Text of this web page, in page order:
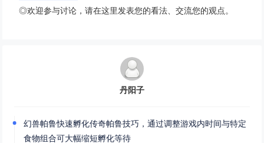
◎欢迎参与讨论，请在这里发表您的看法、交流您的观点。
丹阳子
幻兽帕鲁快速孵化传奇帕鲁技巧，通过调整游戏内时间与特定
食物组合可大幅缩短孵化等待